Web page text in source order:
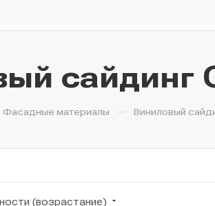
сайдинг
Фасадные материалы — Виниловый
(возрастание)